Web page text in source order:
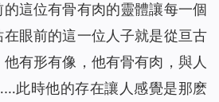
這位有骨有肉的靈體讓每一個
在眼前的這一位人子就是從亘古
有形有像，他有骨有肉，與人
此時他的存在讓人感覺是那麽